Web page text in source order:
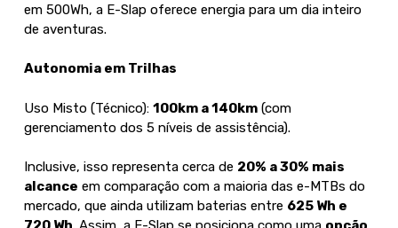
em 500Wh, a E-Slap oferece energia para um dia inteiro
de aventuras.
Autonomia em Trilhas
Uso Misto (Técnico): 100km a 140km(com
gerenciamento dos 5 níveis de assistência).
Inclusive, isso representa cerca de 20% a 30% mais
alcance em comparação com a maioria das e-MTBs do
mercado, que ainda utilizam baterias entre 625 Wh e